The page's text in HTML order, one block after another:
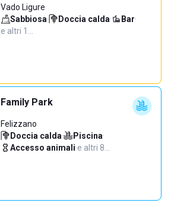
Vado Ligure
Sabbiosa· Doccia calda· Bar·
e altri 1…
Family Park
Felizzano
Doccia calda· Piscina·
Accesso animali·e altri 8…